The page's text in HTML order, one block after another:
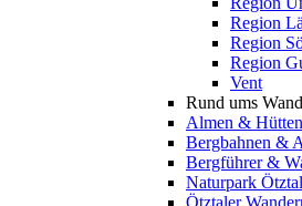
Region
Region
Region
Vent
Rund ums
Almen & Hütten
Bergbahnen &
Bergführer &
Naturpark
Ötztaler